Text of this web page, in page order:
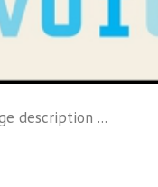
description ...